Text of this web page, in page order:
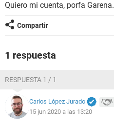
Quiero mi cuenta, porfa Garena.
Compartir
1 respuesta
RESPUESTA 1 / 1
Carlos López Jurado
15 jun 2020 a las 13:20